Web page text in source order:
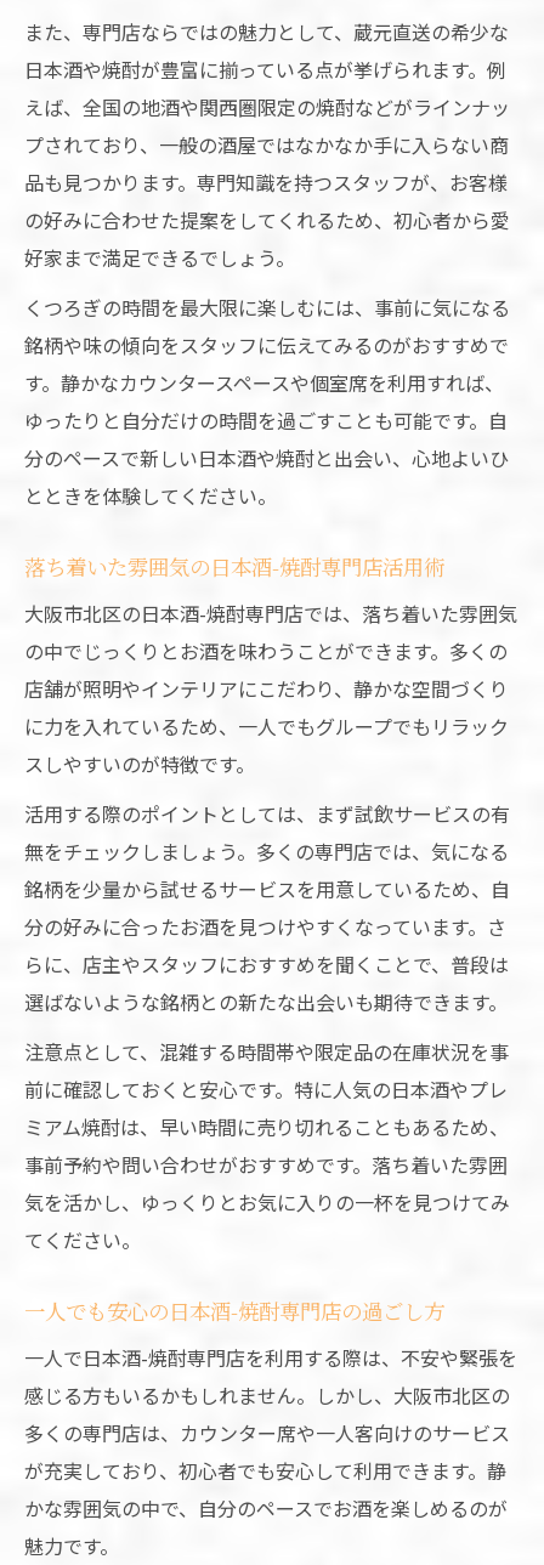
また、専門店ならではの魅力として、蔵元直送の希少な
日本酒や焼酎が豊富に揃っている点が挙げられます。例
えば、全国の地酒や関西圏限定の焼酎などがラインナッ
プされており、一般の酒屋ではなかなか手に入らない商
品も見つかります。専門知識を持つスタッフが、お客様
の好みに合わせた提案をしてくれるため、初心者から愛
好家まで満足できるでしょう。
くつろぎの時間を最大限に楽しむには、事前に気になる
銘柄や味の傾向をスタッフに伝えてみるのがおすすめで
す。静かなカウンタースペースや個室席を利用すれば、
ゆったりと自分だけの時間を過ごすことも可能です。自
分のペースで新しい日本酒や焼酎と出会い、心地よいひ
とときを体験してください。
落ち着いた雰囲気の日本酒-焼酎専門店活用術
大阪市北区の日本酒-焼酎専門店では、落ち着いた雰囲気
の中でじっくりとお酒を味わうことができます。多くの
店舗が照明やインテリアにこだわり、静かな空間づくり
に力を入れているため、一人でもグループでもリラック
スしやすいのが特徴です。
活用する際のポイントとしては、まず試飲サービスの有
無をチェックしましょう。多くの専門店では、気になる
銘柄を少量から試せるサービスを用意しているため、自
分の好みに合ったお酒を見つけやすくなっています。さ
らに、店主やスタッフにおすすめを聞くことで、普段は
選ばないような銘柄との新たな出会いも期待できます。
注意点として、混雑する時間帯や限定品の在庫状況を事
前に確認しておくと安心です。特に人気の日本酒やプレ
ミアム焼酎は、早い時間に売り切れることもあるため、
事前予約や問い合わせがおすすめです。落ち着いた雰囲
気を活かし、ゆっくりとお気に入りの一杯を見つけてみ
てください。
一人でも安心の日本酒-焼酎専門店の過ごし方
一人で日本酒-焼酎専門店を利用する際は、不安や緊張を
感じる方もいるかもしれません。しかし、大阪市北区の
多くの専門店は、カウンター席や一人客向けのサービス
が充実しており、初心者でも安心して利用できます。静
かな雰囲気の中で、自分のペースでお酒を楽しめるのが
魅力です。